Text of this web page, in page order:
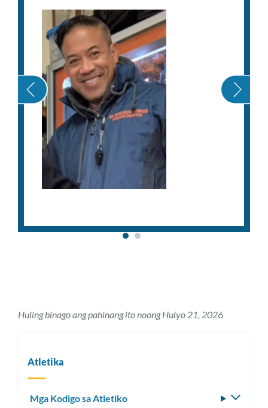
Huling binago ang pahinang ito noong Hulyo 21, 2026
Atletika
Mga Kodigo sa Atletiko